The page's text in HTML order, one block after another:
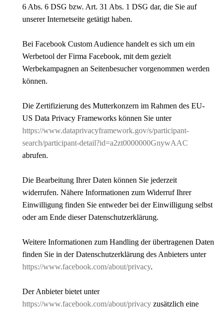
6 Abs. 6 DSG bzw. Art. 31 Abs. 1 DSG dar, die Sie auf
unserer Internetseite getätigt haben.
Bei Facebook Custom Audience handelt es sich um ein
Werbetool der Firma Facebook, mit dem gezielt
Werbekampagnen an Seitenbesucher vorgenommen werden
können.
Die Zertifizierung des Mutterkonzern im Rahmen des EU-
US Data Privacy Frameworks können Sie unter
https://www.dataprivacyframework.gov/s/participant-
search/participant-detail?id=a2zt0000000GnywAAC
abrufen.
Die Bearbeitung Ihrer Daten können Sie jederzeit
widerrufen. Nähere Informationen zum Widerruf Ihrer
Einwilligung finden Sie entweder bei der Einwilligung selbst
oder am Ende dieser Datenschutzerklärung.
Weitere Informationen zum Handling der übertragenen Daten
finden Sie in der Datenschutzerklärung des Anbieters unter
https://www.facebook.com/about/privacy.
Der Anbieter bietet unter
https://www.facebook.com/about/privacy zusätzlich eine